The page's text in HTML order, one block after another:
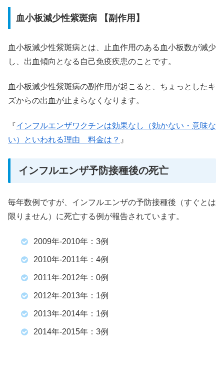
血小板減少性紫斑病 【副作用】
血小板減少性紫斑病とは、止血作用のある血小板数が減少
し、出血傾向となる自己免疫疾患のことです。
血小板減少性紫斑病の副作用が起こると、ちょっとしたキ
ズからの出血が止まらなくなります。
『インフルエンザワクチンは効果なし（効かない・意味な
い）といわれる理由 料金は？ 』
インフルエンザ予防接種後の死亡
毎年数例ですが、インフルエンザの予防接種後（すぐとは
限りません）に死亡する例が報告されています。
2009年-2010年：3例
2010年-2011年：4例
2011年-2012年：0例
2012年-2013年：1例
2013年-2014年：1例
2014年-2015年：3例